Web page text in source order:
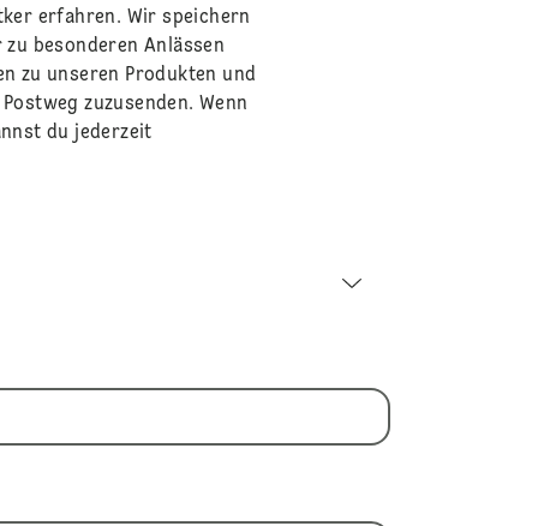
erfahren. Wir speichern
besonderen Anlässen
zu unseren Produkten und
zuzusenden. Wenn
du jederzeit